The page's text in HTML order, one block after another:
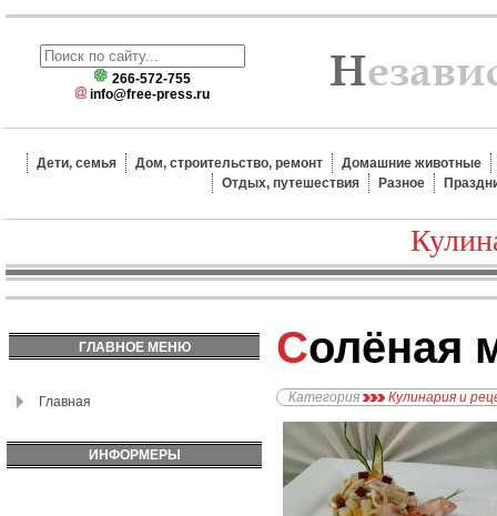
266-572-755
info@free-press.ru
Дети, семья Дом, строительство, ремонт
Домашние животные
Отдых, путешествия
Разное
ГЛАВНОЕ МЕНЮ
Главная
ИНФОРМЕРЫ
Солёная
Категория Кулинария и